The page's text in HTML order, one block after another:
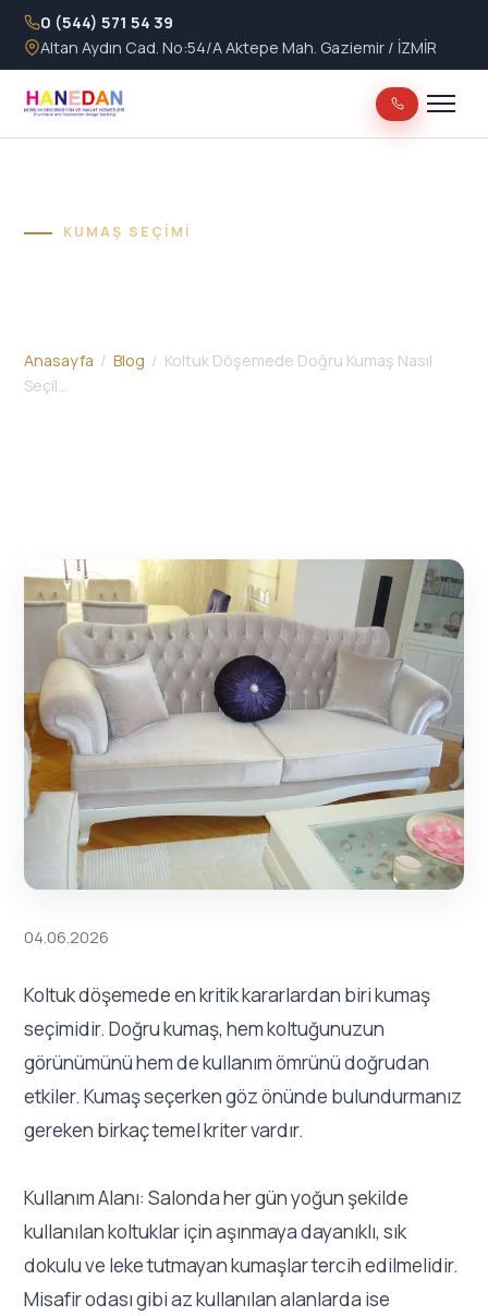
0 (544) 571 54 39
Altan Aydın Cad. No:54/A Aktepe Mah. Gaziemir / İZMİR
KUMAŞ SEÇIMI
Anasayfa / Blog / Koltuk Döşemede Doğru Kumaş Nasıl
Seçil…
04.06.2026
Koltuk döşemede en kritik kararlardan biri kumaş
seçimidir. Doğru kumaş, hem koltuğunuzun
görünümünü hem de kullanım ömrünü doğrudan
etkiler. Kumaş seçerken göz önünde bulundurmanız
gereken birkaç temel kriter vardır.
Kullanım Alanı: Salonda her gün yoğun şekilde
kullanılan koltuklar için aşınmaya dayanıklı, sık
dokulu ve leke tutmayan kumaşlar tercih edilmelidir.
Misafir odası gibi az kullanılan alanlarda ise